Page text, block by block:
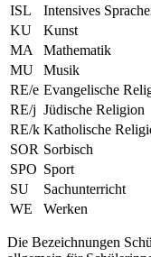
ISL
Intensives
KU
Kunst
MA
Mathematik
MU
Musik
RE/e Evangelische
RE/j Jüdische Religion
RE/k Katholische
SOR Sorbisch
SPO Sport
SU
Sachunterricht
WE
Werken
Die Bezeichnungen